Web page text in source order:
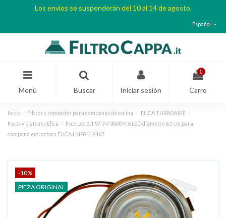
Los envíos se suspenderán del 10 al 14 de agosto.
Español
Menú Buscar Iniciar sesión
0
Carro
Inicio Filtros y repuestos para campanas de cocina
ELICA TURBOAIRE
Focos y plafones Elica
Foco Led 2,1 W 3 V 3000 K 6 LED diámetro 6,5 cm para
campana extractora ELICA LMP0119462
-10%
PIEZA ORIGINAL